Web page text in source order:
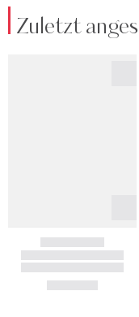
Zuletzt